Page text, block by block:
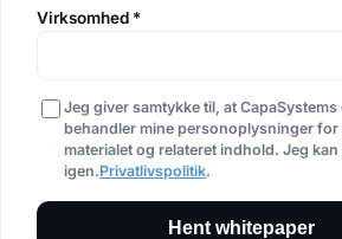
Virksomhed *
Jeg giver samtykke til, at
behandler mine personoplysninger for
materialet og relateret indhold. Jeg
igen.Privatlivspolitik.
Hent whitepaper